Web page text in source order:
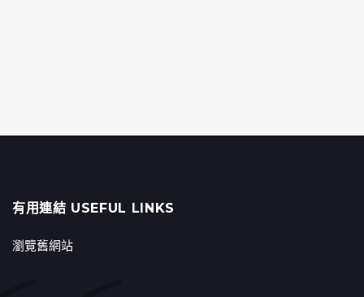
有用連結 USEFUL LINKS
瀏覽舊網站